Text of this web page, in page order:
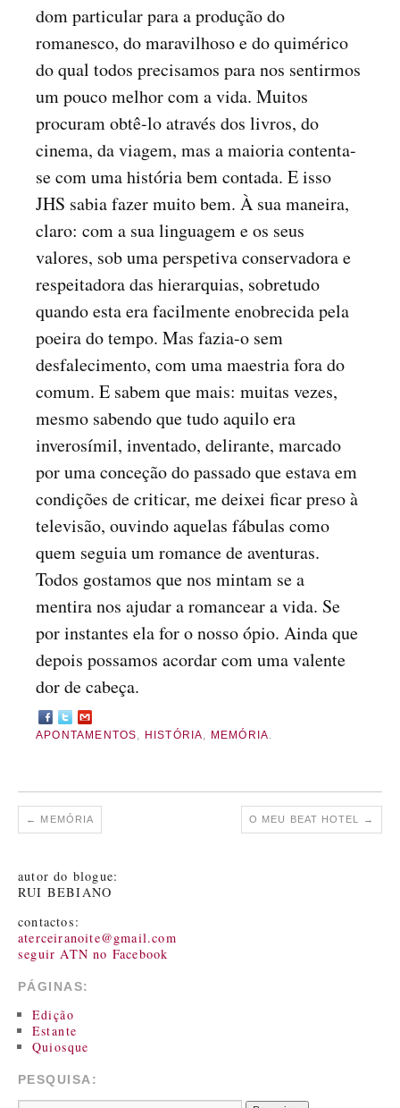
dom particular para a produção do
romanesco, do maravilhoso e do quimérico
do qual todos precisamos para nos sentirmos
um pouco melhor com a vida. Muitos
procuram obtê-lo através dos livros, do
cinema, da viagem, mas a maioria contenta-
se com uma história bem contada. E isso
JHS sabia fazer muito bem. À sua maneira,
claro: com a sua linguagem e os seus
valores, sob uma perspetiva conservadora e
respeitadora das hierarquias, sobretudo
quando esta era facilmente enobrecida pela
poeira do tempo. Mas fazia-o sem
desfalecimento, com uma maestria fora do
comum. E sabem que mais: muitas vezes,
mesmo sabendo que tudo aquilo era
inverosímil, inventado, delirante, marcado
por uma conceção do passado que estava em
condições de criticar, me deixei ficar preso à
televisão, ouvindo aquelas fábulas como
quem seguia um romance de aventuras.
Todos gostamos que nos mintam se a
mentira nos ajudar a romancear a vida. Se
por instantes ela for o nosso ópio. Ainda que
depois possamos acordar com uma valente
dor de cabeça.
APONTAMENTOS, HISTÓRIA, MEMÓRIA.
← MEMÓRIA O MEU BEAT HOTEL →
autor do blogue:
RUI BEBIANO
contactos:
aterceiranoite@gmail.com
seguir ATN no Facebook
PÁGINAS:
Edição
Estante
Quiosque
PESQUISA: